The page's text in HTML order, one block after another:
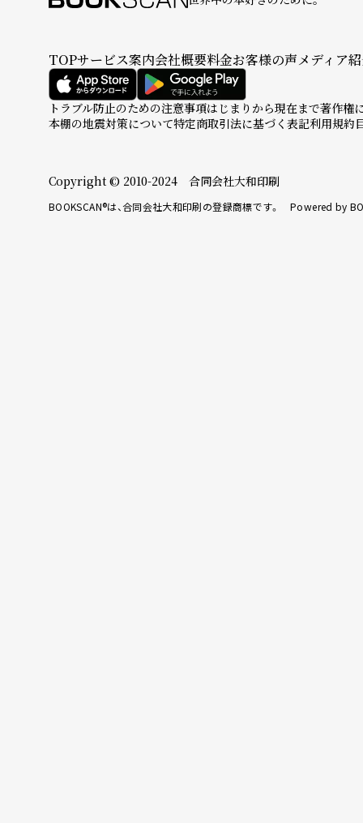
TOPサービス案内会社概要料金お客様の声メディア
トラブル防止のための注意事項はじまりから現在まで著作権
本棚の地震対策について特定商取引法に基づく表記利用規約
Copyright © 2010-2024 合同会社大和印刷
BOOKSCAN®は、合同会社大和印刷の登録商標です。 Powered by